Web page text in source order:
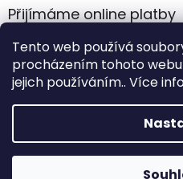
Tento web používá
procházením tohoto
jejich používáním.. Více
Přijímáme online platby